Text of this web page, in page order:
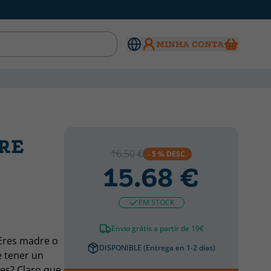
MINHA CONTA
madre o
tener un
16.50 € - 5 % DESC.
15.68 €
EM STOCK
Envio grátis a partir de 19€
DISPONIBLE (Entrega en 1-2 días)